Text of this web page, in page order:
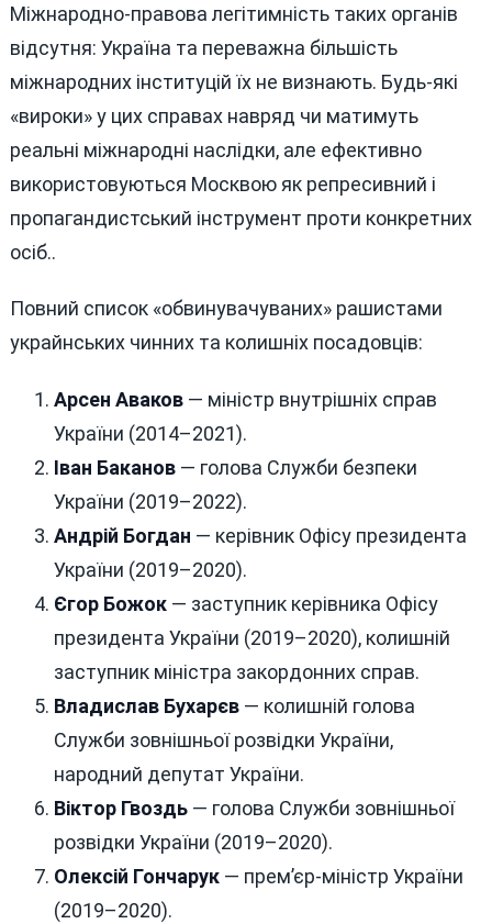
Міжнародно-правова легітимність таких органів
відсутня: Україна та переважна більшість
міжнародних інституцій їх не визнають. Будь-які
«вироки» у цих справах навряд чи матимуть
реальні міжнародні наслідки, але ефективно
використовуються Москвою як репресивний і
пропагандистський інструмент проти конкретних
осіб..
Повний список «обвинувачуваних» рашистами
украйнських чинних та колишніх посадовців:
Арсен Аваков— міністр внутрішніх справ
України (2014–2021).
Іван Баканов— голова Служби безпеки
України (2019–2022).
Андрій Богдан — керівник Офісу президента
України (2019–2020).
Єгор Божок— заступник керівника Офісу
президента України (2019–2020), колишній
заступник міністра закордонних справ.
Владислав Бухарєв— колишній голова
Служби зовнішньої розвідки України,
народний депутат України.
Віктор Гвоздь— голова Служби зовнішньої
розвідки України (2019–2020).
Олексій Гончарук— прем’єр-міністр України
(2019–2020).